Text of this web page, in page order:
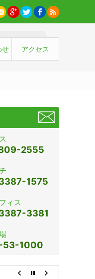
せ アクセス
2555
1575
ィス
3381
53-1000